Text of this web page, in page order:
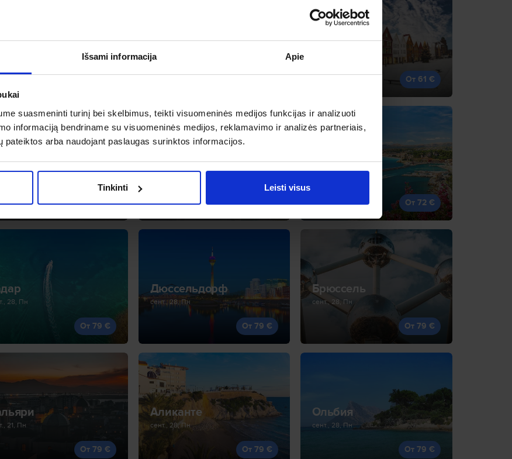
Išsami informacija Apie
suasmeninti turinį bei skelbimus, teikti visuomeninės medijos funkcijas ir analizuoti
informaciją bendriname su visuomeninės medijos, reklamavimo ir analizės partneriais,
pateiktos arba naudojant paslaugas surinktos informacijos.
Tinkinti Leisti visus
Подгорица
сент., 24, Чт
Берген
От 61 €
От 64 €
Рига
От 64 €
Ницца
От 72 €
28, Пн
От 79 €
Дюссельдорф
сент., 28, Пн
От 79 €
Брюссель
сент., 28, Пн
От 79 €
21, Пн
От 79 €
Аликанте
сент., 28, Пн
От 79 €
Ольбия
сент., 28, Пн
От 79 €